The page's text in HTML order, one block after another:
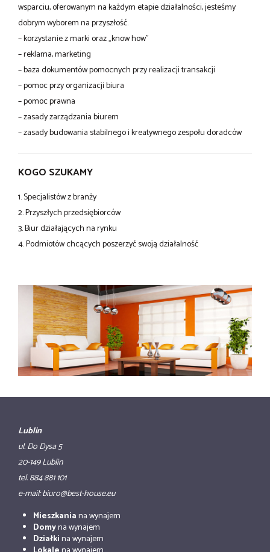
wsparciu, oferowanym na każdym etapie działalności, jesteśmy
dobrym wyborem na przyszłość.
– korzystanie z marki oraz „know how”
– reklama, marketing
– baza dokumentów pomocnych przy realizacji transakcji
– pomoc przy organizacji biura
– pomoc prawna
– zasady zarządzania biurem
– zasady budowania stabilnego i kreatywnego zespołu doradców
KOGO SZUKAMY
1. Specjalistów z branży
2. Przyszłych przedsiębiorców
3. Biur działających na rynku
4. Podmiotów chcących poszerzyć swoją działalność
Lublin
ul. Do Dysa 5
20-149 Lublin
tel. 884 881 101
e-mail: biuro@best-house.eu
Mieszkaniana wynajem
Domyna wynajem
Działkina wynajem